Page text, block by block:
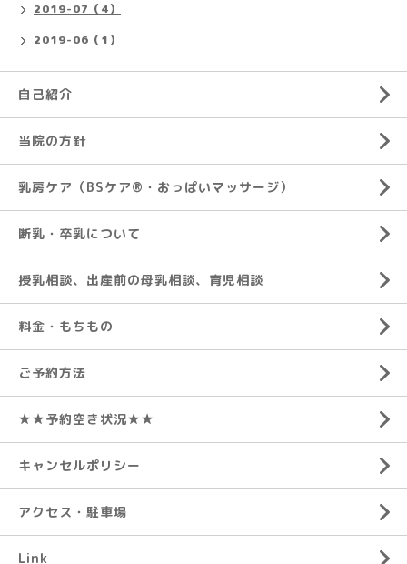
2019-07（4）
2019-06（1）
自己紹介
当院の方針
乳房ケア（BSケア®︎・おっぱいマッサージ）
断乳・卒乳について
授乳相談、出産前の母乳相談、育児相談
料金・もちもの
ご予約方法
★★予約空き状況★★
キャンセルポリシー
アクセス・駐車場
Link